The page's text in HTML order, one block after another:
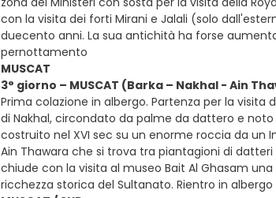
con la visita dei forti Mirani e Jalali (solo
duecento anni. La sua antichità ha forse
pernottamento
MUSCAT
3° giorno – MUSCAT (Barka – Nakhal - Ain
Prima colazione in albergo. Partenza per la
di Nakhal, circondato da palme da dattero e
costruito nel XVI sec su un enorme roccia da un
Ain Thawara che si trova tra piantagioni di
chiude con la visita al museo Bait Al Ghasam
ricchezza storica del Sultanato. Rientro in